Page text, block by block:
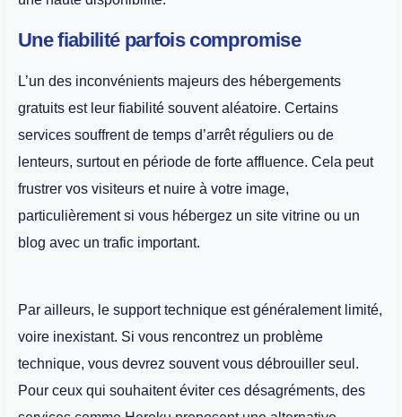
Une fiabilité parfois compromise
L’un des inconvénients majeurs des hébergements
gratuits est leur fiabilité souvent aléatoire. Certains
services souffrent de temps d’arrêt réguliers ou de
lenteurs, surtout en période de forte affluence. Cela peut
frustrer vos visiteurs et nuire à votre image,
particulièrement si vous hébergez un site vitrine ou un
blog avec un trafic important.
Par ailleurs, le support technique est généralement limité,
voire inexistant. Si vous rencontrez un problème
technique, vous devrez souvent vous débrouiller seul.
Pour ceux qui souhaitent éviter ces désagréments, des